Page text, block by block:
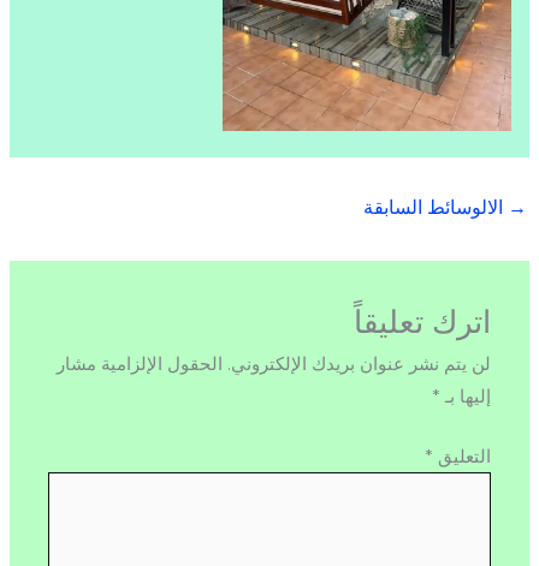
→ الالوسائط السابقة
اترك تعليقاً
لن يتم نشر عنوان بريدك الإلكتروني. الحقول الإلزامية مشار
إليها بـ *
التعليق *